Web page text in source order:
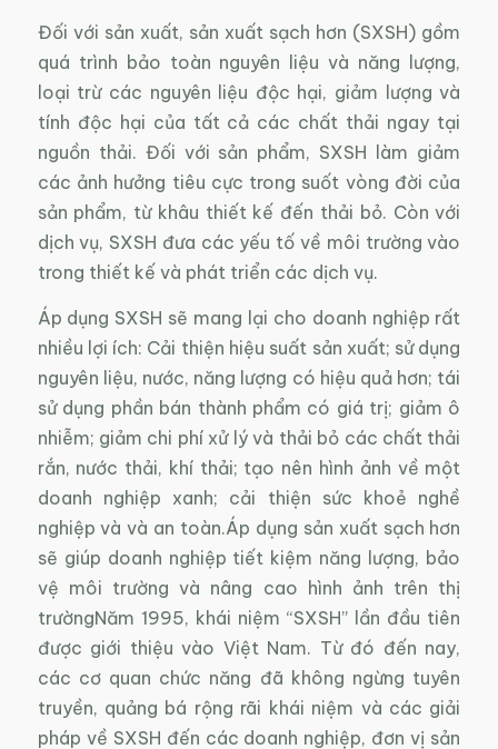
Đối với sản xuất, sản xuất sạch hơn (SXSH) gồm
quá trình bảo toàn nguyên liệu và năng lượng,
loại trừ các nguyên liệu độc hại, giảm lượng và
tính độc hại của tất cả các chất thải ngay tại
nguồn thải. Đối với sản phẩm, SXSH làm giảm
các ảnh hưởng tiêu cực trong suốt vòng đời của
sản phẩm, từ khâu thiết kế đến thải bỏ. Còn với
dịch vụ, SXSH đưa các yếu tố về môi trường vào
trong thiết kế và phát triển các dịch vụ.
Áp dụng SXSH sẽ mang lại cho doanh nghiệp rất
nhiều lợi ích: Cải thiện hiệu suất sản xuất; sử dụng
nguyên liệu, nước, năng lượng có hiệu quả hơn; tái
sử dụng phần bán thành phẩm có giá trị; giảm ô
nhiễm; giảm chi phí xử lý và thải bỏ các chất thải
rắn, nước thải, khí thải; tạo nên hình ảnh về một
doanh nghiệp xanh; cải thiện sức khoẻ nghề
nghiệp và và an toàn.Áp dụng sản xuất sạch hơn
sẽ giúp doanh nghiệp tiết kiệm năng lượng, bảo
vệ môi trường và nâng cao hình ảnh trên thị
trườngNăm 1995, khái niệm “SXSH” lần đầu tiên
được giới thiệu vào Việt Nam. Từ đó đến nay,
các cơ quan chức năng đã không ngừng tuyên
truyền, quảng bá rộng rãi khái niệm và các giải
pháp về SXSH đến các doanh nghiệp, đơn vị sản